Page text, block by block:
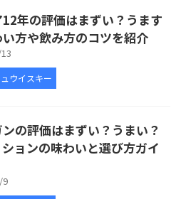
年の評価はまずい？うます
方や飲み方のコツを紹介
ウイスキー
の評価はまずい？うまい？
ョンの味わいと選び方ガイ
9